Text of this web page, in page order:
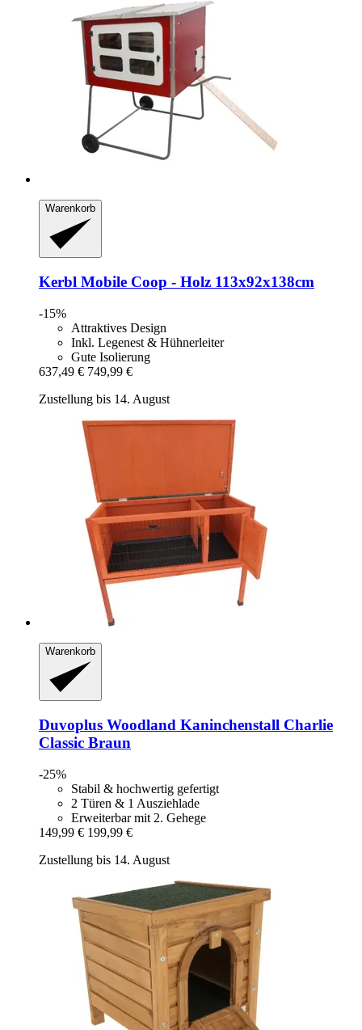
Warenkorb
Kerbl Mobile Coop -​ Holz 113x92x138cm
-15%
Attraktives Design
Inkl. Legenest & Hühnerleiter
Gute Isolierung
637,49 € 749,99 €
Zustellung bis 14. August
Warenkorb
Duvoplus Woodland Kaninchenstall Charlie
Classic Braun
-25%
Stabil & hochwertig gefertigt
2 Türen & 1 Ausziehlade
Erweiterbar mit 2. Gehege
149,99 € 199,99 €
Zustellung bis 14. August